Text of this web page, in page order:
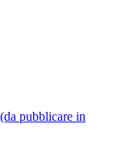
pubblicare in